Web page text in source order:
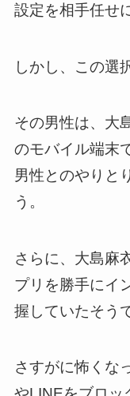
設定を相手任せ
しかし、この選
その男性は、大
のモバイル端末
男性とのやりと
う。
さらに、大島麻
プリを勝手にイ
握していたそう
さすがに怖くな